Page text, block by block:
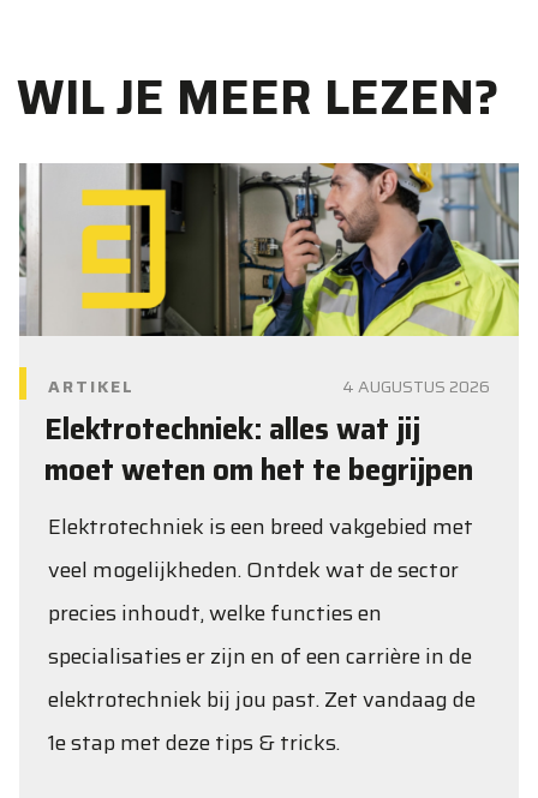
WIL JE MEER LEZEN?
ARTIKEL 4 AUGUSTUS 2026
Elektrotechniek: alles wat jij
moet weten om het te begrijpen
Elektrotechniek is een breed vakgebied met
veel mogelijkheden. Ontdek wat de sector
precies inhoudt, welke functies en
specialisaties er zijn en of een carrière in de
elektrotechniek bij jou past. Zet vandaag de
1e stap met deze tips & tricks.